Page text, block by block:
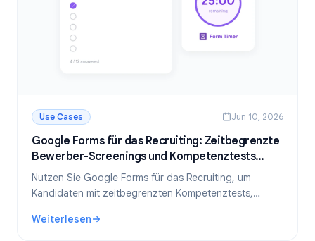
Use Cases Jun 10, 2026
Google Forms für das Recruiting: Zeitbegrenzte
Bewerber-Screenings und Kompetenztests
erstellen
Nutzen Sie Google Forms für das Recruiting, um
Kandidaten mit zeitbegrenzten Kompetenztests,
Assessments zu prüfen. Schritt-für-Schritt-Anleitung
Weiterlesen
: Google Forms für das Recruiting: Zeitbegrenzte